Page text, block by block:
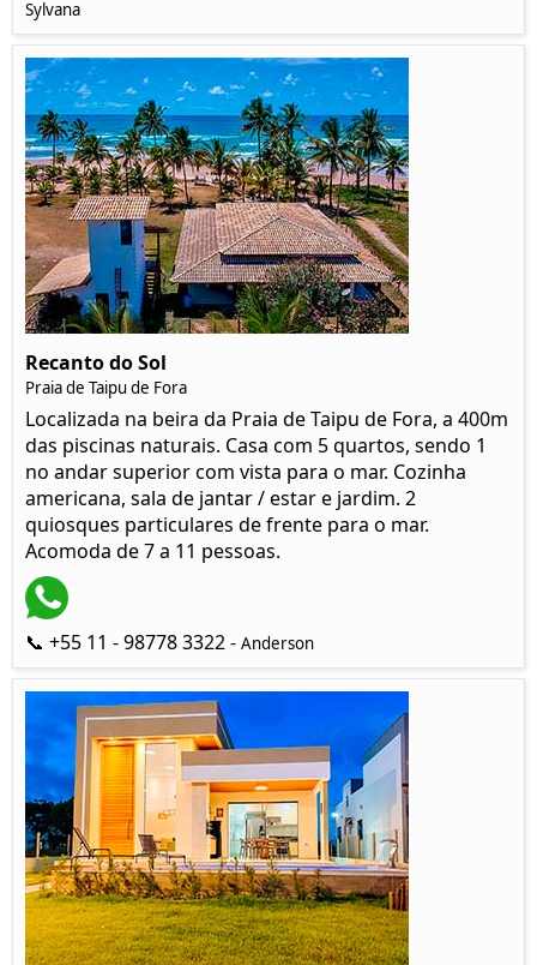
Sylvana
Recanto do Sol
Praia de Taipu de Fora
Localizada na beira da Praia de Taipu de Fora, a 400m
das piscinas naturais. Casa com 5 quartos, sendo 1
no andar superior com vista para o mar. Cozinha
americana, sala de jantar / estar e jardim. 2
quiosques particulares de frente para o mar.
Acomoda de 7 a 11 pessoas.
📞 +55 11 - 98778 3322 - Anderson